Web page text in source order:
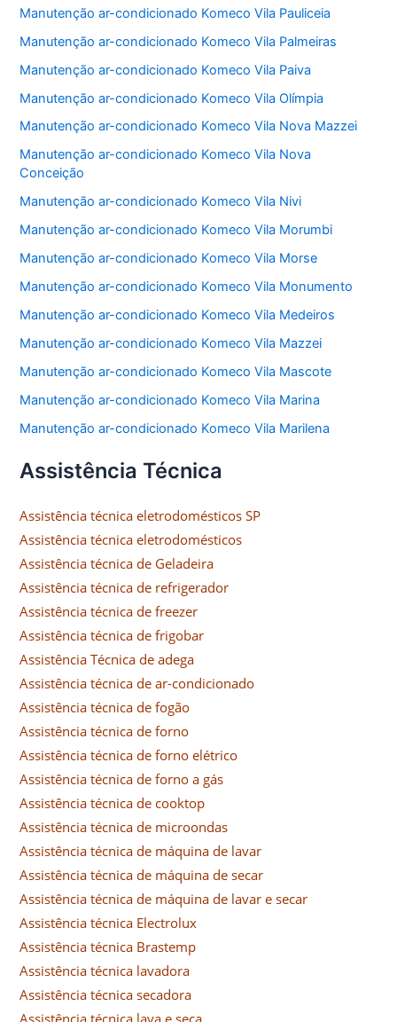
Manutenção ar-condicionado Komeco Vila Pauliceia
Manutenção ar-condicionado Komeco Vila Palmeiras
Manutenção ar-condicionado Komeco Vila Paiva
Manutenção ar-condicionado Komeco Vila Olímpia
Manutenção ar-condicionado Komeco Vila Nova Mazzei
Manutenção ar-condicionado Komeco Vila Nova
Conceição
Manutenção ar-condicionado Komeco Vila Nivi
Manutenção ar-condicionado Komeco Vila Morumbi
Manutenção ar-condicionado Komeco Vila Morse
Manutenção ar-condicionado Komeco Vila Monumento
Manutenção ar-condicionado Komeco Vila Medeiros
Manutenção ar-condicionado Komeco Vila Mazzei
Manutenção ar-condicionado Komeco Vila Mascote
Manutenção ar-condicionado Komeco Vila Marina
Manutenção ar-condicionado Komeco Vila Marilena
Assistência Técnica
Assistência técnica eletrodomésticos SP
Assistência técnica eletrodomésticos
Assistência técnica de Geladeira
Assistência técnica de refrigerador
Assistência técnica de freezer
Assistência técnica de frigobar
Assistência Técnica de adega
Assistência técnica de ar-condicionado
Assistência técnica de fogão
Assistência técnica de forno
Assistência técnica de forno elétrico
Assistência técnica de forno a gás
Assistência técnica de cooktop
Assistência técnica de microondas
Assistência técnica de máquina de lavar
Assistência técnica de máquina de secar
Assistência técnica de máquina de lavar e secar
Assistência técnica Electrolux
Assistência técnica Brastemp
Assistência técnica lavadora
Assistência técnica secadora